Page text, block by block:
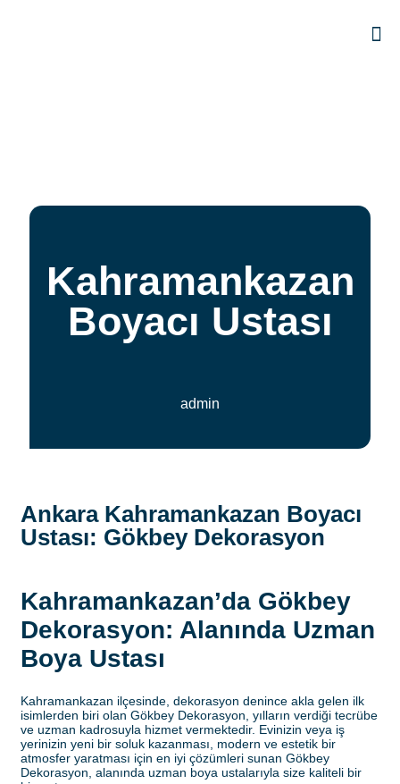
Kahramankazan
Boyacı Ustası
admin
Ankara Kahramankazan Boyacı
Ustası: Gökbey Dekorasyon
Kahramankazan’da Gökbey
Dekorasyon: Alanında Uzman
Boya Ustası
Kahramankazan ilçesinde, dekorasyon denince akla gelen ilk
isimlerden biri olan Gökbey Dekorasyon, yılların verdiği tecrübe
ve uzman kadrosuyla hizmet vermektedir. Evinizin veya iş
yerinizin yeni bir soluk kazanması, modern ve estetik bir
atmosfer yaratması için en iyi çözümleri sunan Gökbey
Dekorasyon, alanında uzman boya ustalarıyla size kaliteli bir